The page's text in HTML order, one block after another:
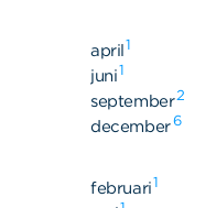
april1
juni1
september2
december6
februari1